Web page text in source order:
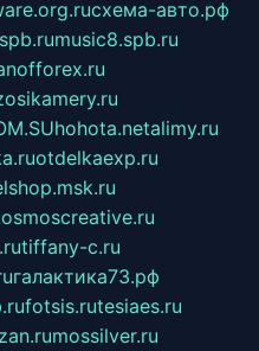
схема-авто.рф
music8.spb.ru
hohota.netalimy.ru
otdelkaexp.ru
tiffany-c.ru
галактика73.рф
fotsis.rutesiaes.ru
mossilver.ru